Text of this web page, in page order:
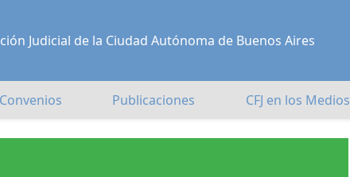
Judicial de la Ciudad Autónoma de Buenos Aires
Convenios Publicaciones CFJ en los Medios